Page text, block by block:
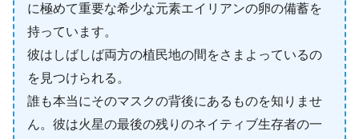
に極めて重要な希少な元素エイリアンの卵の備蓄を
持っています。
彼はしばしば両方の植民地の間をさまよっているの
を見つけられる。
誰も本当にそのマスクの背後にあるものを知りませ
ん。彼は火星の最後の残りのネイティブ生存者の一